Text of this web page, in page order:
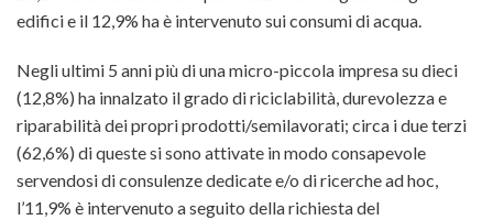
edifici e il 12,9% ha è intervenuto sui consumi di acqua.
Negli ultimi 5 anni più di una micro-piccola impresa su dieci
(12,8%) ha innalzato il grado di riciclabilità, durevolezza e
riparabilità dei propri prodotti/semilavorati; circa i due terzi
(62,6%) di queste si sono attivate in modo consapevole
servendosi di consulenze dedicate e/o di ricerche ad hoc,
l’11,9% è intervenuto a seguito della richiesta del